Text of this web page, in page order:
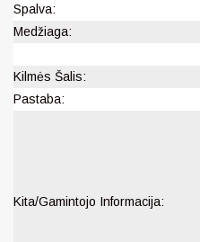
Spalva:
Medžiaga:
Kilmės Šalis:
Pastaba:
Kita/Gamintojo Informacija: